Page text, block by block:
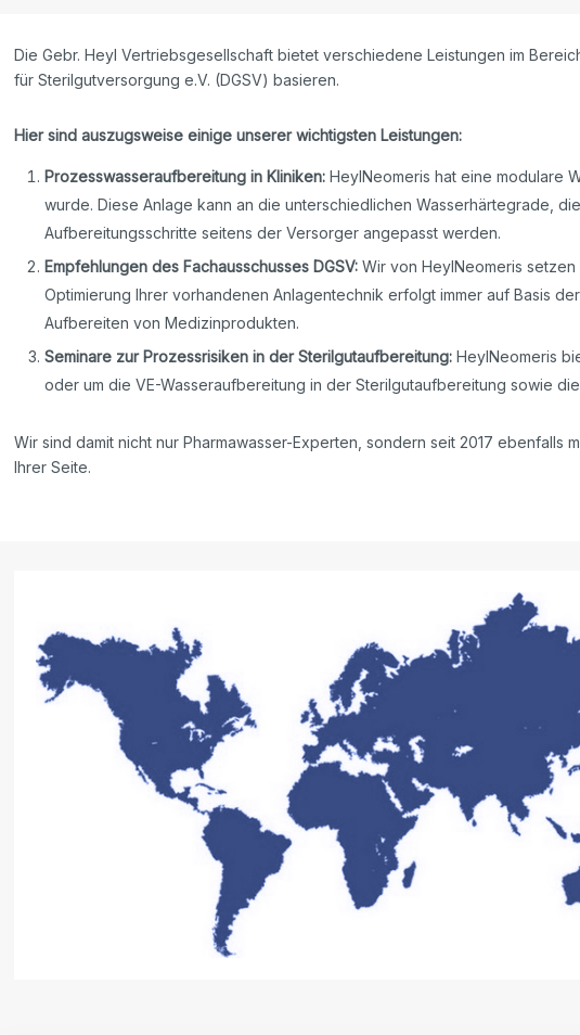
Die Gebr. Heyl Vertriebsgesellschaft bietet verschiedene Leistungen im
für Sterilgutversorgung e.V. (DGSV) basieren.
Hier sind auszugsweise einige unserer wichtigsten Leistungen:
Prozesswasseraufbereitung in Kliniken: HeylNeomeris hat eine modulare
wurde. Diese Anlage kann an die unterschiedlichen Wasserhärtegrade,
Aufbereitungsschritte seitens der Versorger angepasst werden.
Empfehlungen des Fachausschusses DGSV: Wir von HeylNeomeris
Optimierung Ihrer vorhandenen Anlagentechnik erfolgt immer auf Basis
Aufbereiten von Medizinprodukten.
Seminare zur Prozessrisiken in der Sterilgutaufbereitung: HeylNeomeris
oder um die VE-Wasseraufbereitung in der Sterilgutaufbereitung sowie
Wir sind damit nicht nur Pharmawasser-Experten, sondern seit 2017
Ihrer Seite.